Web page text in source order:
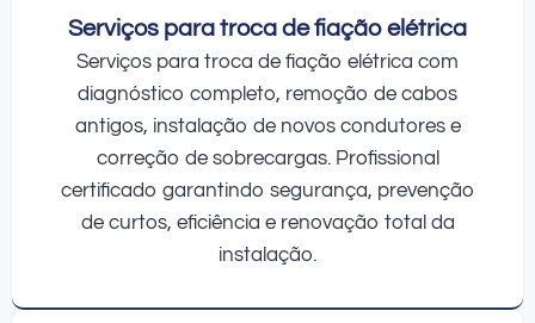
Serviços para troca de fiação elétrica
Serviços para troca de fiação elétrica com
diagnóstico completo, remoção de cabos
antigos, instalação de novos condutores e
correção de sobrecargas. Profissional
certificado garantindo segurança, prevenção
de curtos, eficiência e renovação total da
instalação.